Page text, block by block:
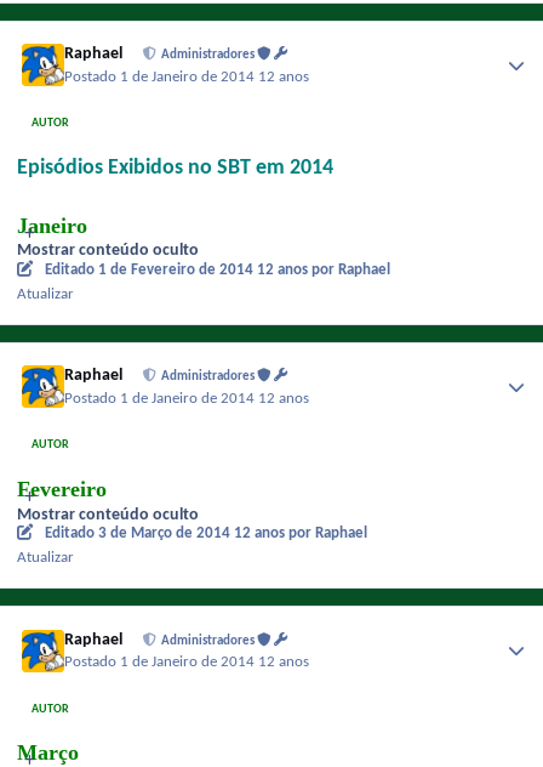
Raphael Administradores
Postado 1 de Janeiro de 2014 12 anos
AUTOR
Episódios Exibidos no SBT em 2014
Janeiro
Mostrar conteúdo oculto
Editado 1 de Fevereiro de 2014 12 anos por Raphael
Atualizar
Raphael Administradores
Postado 1 de Janeiro de 2014 12 anos
AUTOR
Fevereiro
Mostrar conteúdo oculto
Editado 3 de Março de 2014 12 anos por Raphael
Atualizar
Raphael Administradores
Postado 1 de Janeiro de 2014 12 anos
AUTOR
Março